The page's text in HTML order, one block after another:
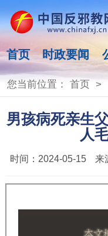
首页 时政要闻
您当前位置： 首页>
男孩病死亲生
人
时间： 2024-05-15 来